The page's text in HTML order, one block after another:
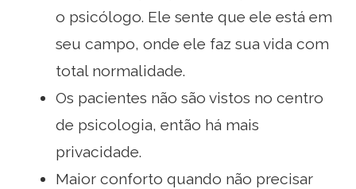
o psicólogo. Ele sente que ele está em
seu campo, onde ele faz sua vida com
total normalidade.
Os pacientes não são vistos no centro
de psicologia, então há mais
privacidade.
Maior conforto quando não precisar